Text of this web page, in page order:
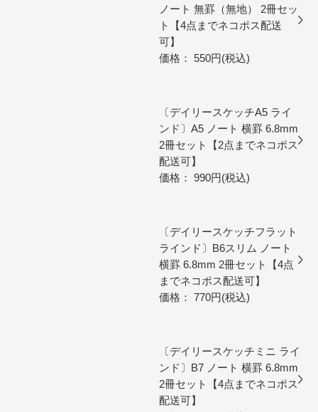
ノート 無罫（無地） 2冊セッ
ト【4点までネコポス配送
可】
価格： 550円(税込)
〔デイリースケッチA5 ライ
ンド〕A5 ノート 横罫 6.8mm
2冊セット【2点までネコポス
配送可】
価格： 990円(税込)
〔デイリースケッチフラット
ラインド〕B6スリム ノート
横罫 6.8mm 2冊セット【4点
までネコポス配送可】
価格： 770円(税込)
〔デイリースケッチミニ ライ
ンド〕B7 ノート 横罫 6.8mm
2冊セット【4点までネコポス
配送可】